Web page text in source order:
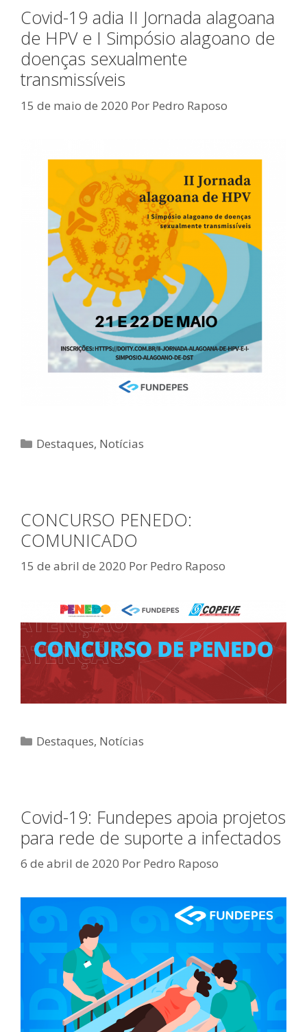
Covid-19 adia II Jornada alagoana
de HPV e I Simpósio alagoano de
doenças sexualmente
transmissíveis
15 de maio de 2020 Por Pedro Raposo
Categorias
Destaques, Notícias
CONCURSO PENEDO:
COMUNICADO
15 de abril de 2020 Por Pedro Raposo
Categorias
Destaques, Notícias
Covid-19: Fundepes apoia projetos
para rede de suporte a infectados
6 de abril de 2020 Por Pedro Raposo